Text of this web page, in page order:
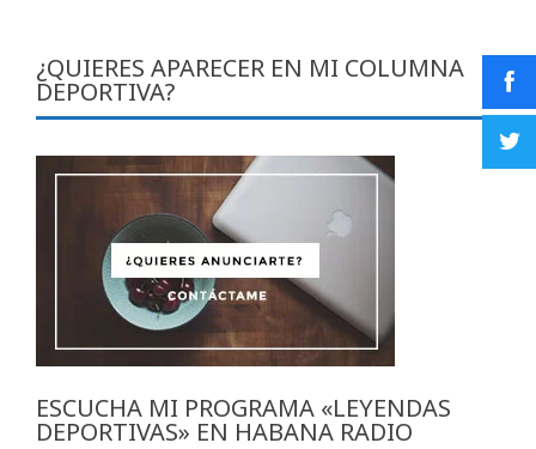
¿QUIERES APARECER EN MI COLUMNA
DEPORTIVA?
ESCUCHA MI PROGRAMA «LEYENDAS
DEPORTIVAS» EN HABANA RADIO